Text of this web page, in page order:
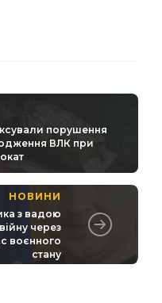
порушення
ВЛК при
НОВИНИ
з вадою
через
воєнного
стану